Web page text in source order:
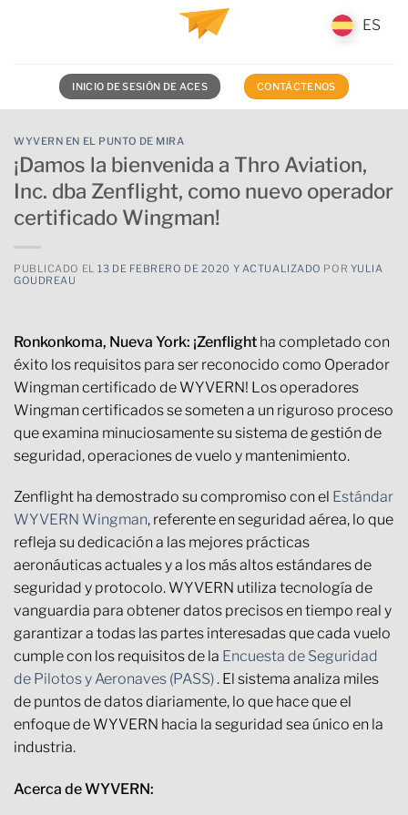
INICIO DE SESIÓN DE ACES CONTÁCTENOS
WYVERN EN EL PUNTO DE MIRA
¡Damos la bienvenida a Thro Aviation,
Inc. dba Zenflight, como nuevo operador
certificado Wingman!
PUBLICADO EL13 DE FEBRERO DE 2020 Y ACTUALIZADO POR YULIA
GOUDREAU
Ronkonkoma, Nueva York: ¡Zenflight ha completado con
éxito los requisitos para ser reconocido como Operador
Wingman certificado de WYVERN! Los operadores
Wingman certificados se someten a un riguroso proceso
que examina minuciosamente su sistema de gestión de
seguridad, operaciones de vuelo y mantenimiento.
Zenflight ha demostrado su compromiso con el Estándar
WYVERN Wingman, referente en seguridad aérea, lo que
refleja su dedicación a las mejores prácticas
aeronáuticas actuales y a los más altos estándares de
seguridad y protocolo. WYVERN utiliza tecnología de
vanguardia para obtener datos precisos en tiempo real y
garantizar a todas las partes interesadas que cada vuelo
cumple con los requisitos de la Encuesta de Seguridad
de Pilotos y Aeronaves (PASS) . El sistema analiza miles
de puntos de datos diariamente, lo que hace que el
enfoque de WYVERN hacia la seguridad sea único en la
industria.
Acerca de WYVERN:
ES
ES